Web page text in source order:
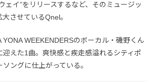
ェイ”をリリースするなど、そのミュージッ
させているQnel。
YONA WEEKENDERSのボーカル・磯野くん
迎えた1曲。爽快感と疾走感溢れるシティポ
ングに仕上がっている。